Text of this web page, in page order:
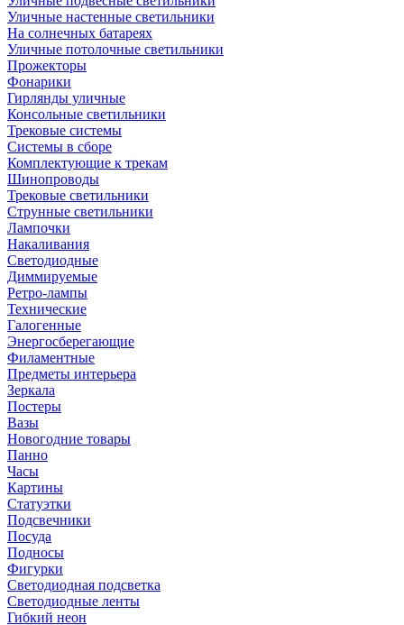
Уличные настенные светильники
На солнечных батареях
Уличные потолочные светильники
Прожекторы
Фонарики
Гирлянды уличные
Консольные светильники
Трековые системы
Системы в сборе
Комплектующие к трекам
Шинопроводы
Трековые светильники
Струнные светильники
Лампочки
Накаливания
Светодиодные
Диммируемые
Ретро-лампы
Технические
Галогенные
Энергосберегающие
Филаментные
Предметы интерьера
Зеркала
Постеры
Вазы
Новогодние товары
Панно
Часы
Картины
Статуэтки
Подсвечники
Посуда
Подносы
Фигурки
Светодиодная подсветка
Светодиодные ленты
Гибкий неон